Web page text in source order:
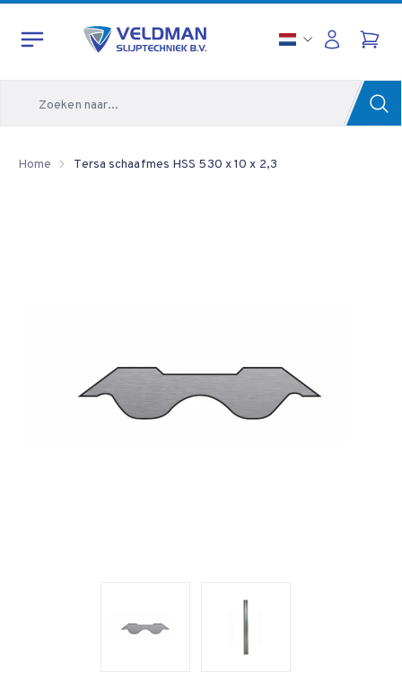
Home Tersa schaafmes HSS 530 x 10 x 2,3